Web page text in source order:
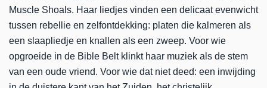
Muscle Shoals. Haar liedjes vinden een delicaat evenwicht
tussen rebellie en zelfontdekking: platen die kalmeren als
een slaapliedje en knallen als een zweep. Voor wie
opgroeide in de Bible Belt klinkt haar muziek als de stem
van een oude vriend. Voor wie dat niet deed: een inwijding